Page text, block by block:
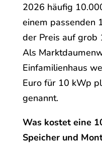
2026 häufig
einem passenden
der Preis auf grob
Als
Einfamilienhaus
Euro für 10 kWp
genannt.
Was kostet eine
Speicher und